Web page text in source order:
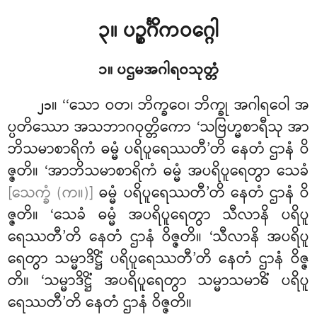
၃။ ပဉ္စင်္ဂိကဝဂ္ဂေါ
၁။ ပဌမအဂါရဝသုတ္တံ
၂၁။ ‘‘သော ဝတ၊ ဘိက္ခဝေ၊ ဘိက္ခု အဂါရဝေါ အ
ပ္ပတိဿော အသဘာဂဝုတ္တိကော ‘သဗြဟ္မစာရီသု အာ
ဘိသမာစာရိကံ ဓမ္မံပရိပူရေဿတီ’တိ နေတံ ဌာနံ ဝိ
ဇ္ဇတိ။ ‘အာဘိသမာစာရိကံ ဓမ္မံ အပရိပူရေတွာ သေခံ
[သေက္ခံ (က။)] ဓမ္မံ ပရိပူရေဿတီ’တိ နေတံ ဌာနံ ဝိ
ဇ္ဇတိ။ ‘သေခံ ဓမ္မံ အပရိပူရေတွာ သီလာနိ ပရိပူ
ရေဿတီ’တိ နေတံ ဌာနံ ဝိဇ္ဇတိ။ ‘သီလာနိ အပရိပူ
ရေတွာ သမ္မာဒိဋ္ဌိံ ပရိပူရေဿတီ’တိ နေတံ ဌာနံ ဝိဇ္ဇ
တိ။ ‘သမ္မာဒိဋ္ဌိံ အပရိပူရေတွာ သမ္မာသမာဓိံ ပရိပူ
ရေဿတီ’တိ နေတံ ဌာနံ ဝိဇ္ဇတိ။